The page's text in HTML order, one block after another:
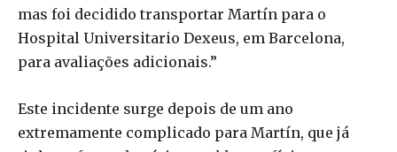
mas foi decidido transportar Martín para o
Hospital Universitario Dexeus, em Barcelona,
para avaliações adicionais.”
Este incidente surge depois de um ano
extremamente complicado para Martín, que já